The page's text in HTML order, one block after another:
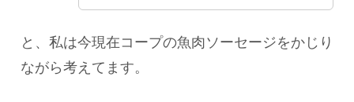
と、私は今現在コープの魚肉ソーセージをかじり
ながら考えてます。